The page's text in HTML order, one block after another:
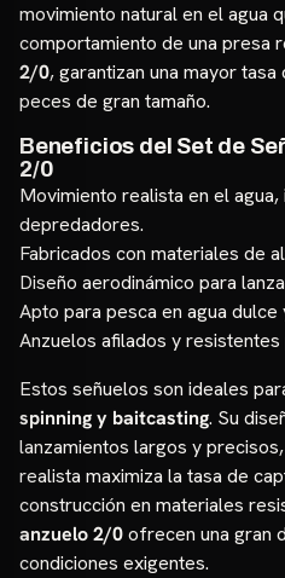
movimiento natural en el agua
comportamiento de una presa
2/0, garantizan una mayor
peces de gran tamaño.
Beneficios del Set de
2/0
Movimiento realista en el
depredadores.
Fabricados con materiales de
Diseño aerodinámico para
Apto para pesca en agua dulce
Anzuelos afilados y resistentes
Estos señuelos son ideales
spinning y baitcasting. Su
lanzamientos largos y
realista maximiza la tasa de
construcción en materiales
anzuelo 2/0ofrecen una gran
condiciones exigentes.